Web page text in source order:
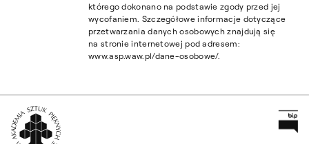
którego dokonano na podstawie zgody przed jej
wycofaniem. Szczegółowe informacje dotyczące
przetwarzania danych osobowych znajdują się
na stronie internetowej pod adresem:
www.asp.waw.pl/dane-osobowe/.